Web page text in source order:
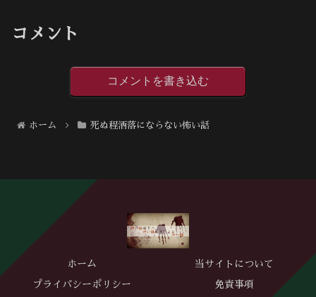
コメント
コメントを書き込む
ホーム 死ぬ程洒落にならない怖い話
ホーム 当サイトについて
プライバシーポリシー 免責事項